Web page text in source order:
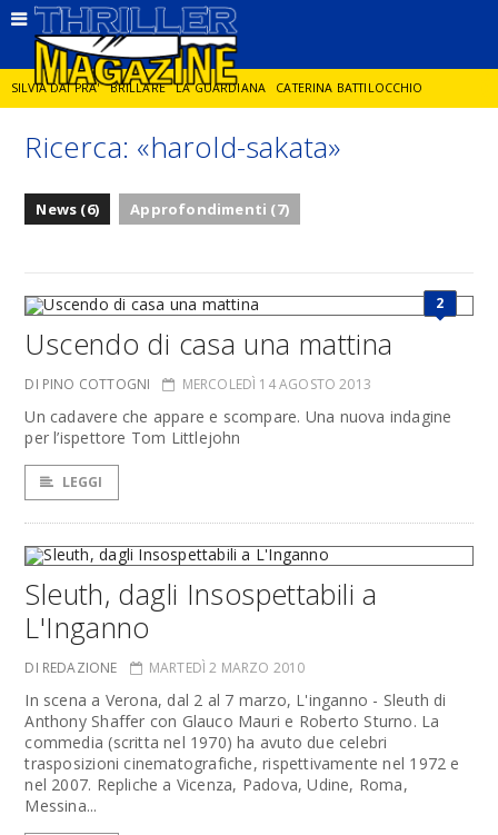
SILVIA DAI PRA' BRILLARE LA GUARDIANA CATERINA BATTILOCCHIO
JORGE DIAZ LA SPIA DELITTO IN CORNICE GIANCARLO DE CATALDO
Ricerca: «harold-sakata»
News (6) Approfondimenti (7)
2
Uscendo di casa una mattina
DI PINO COTTOGNI MERCOLEDÌ 14 AGOSTO 2013
Un cadavere che appare e scompare. Una nuova indagine
per l’ispettore Tom Littlejohn
LEGGI
Sleuth, dagli Insospettabili a
L'Inganno
DI REDAZIONE MARTEDÌ 2 MARZO 2010
In scena a Verona, dal 2 al 7 marzo, L'inganno - Sleuth di
Anthony Shaffer con Glauco Mauri e Roberto Sturno. La
commedia (scritta nel 1970) ha avuto due celebri
trasposizioni cinematografiche, rispettivamente nel 1972 e
nel 2007. Repliche a Vicenza, Padova, Udine, Roma,
Messina...